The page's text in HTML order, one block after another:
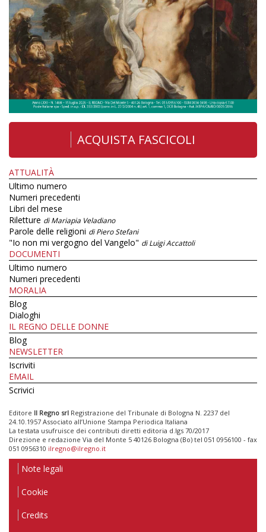
ACQUISTA FASCICOLI
ATTUALITÀ
Ultimo numero
Numeri precedenti
Libri del mese
Riletture di Mariapia Veladiano
Parole delle religioni di Piero Stefani
"Io non mi vergogno del Vangelo" di Luigi Accattoli
DOCUMENTI
Ultimo numero
Numeri precedenti
MORALIA
Blog
Dialoghi
IL REGNO DELLE DONNE
Blog
NEWSLETTER
Iscriviti
EMAIL
Scrivici
Editore Il Regno srl Registrazione del Tribunale di Bologna N. 2237 del
24.10.1957 Associato all’Unione Stampa Periodica Italiana
La testata usufruisce dei contributi diretti editoria d.lgs 70/2017
Direzione e redazione Via del Monte 5 40126 Bologna (Bo) tel 051 0956100 - fax
051 0956310 ilregno@ilregno.it
Note legali
Cookie
Credits